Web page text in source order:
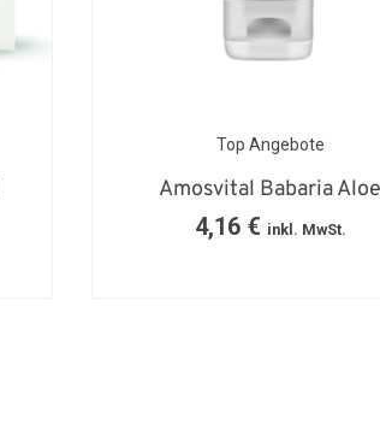
Top Angebote
Amosvital Babaria Aloe
4,16 € inkl. MwSt.